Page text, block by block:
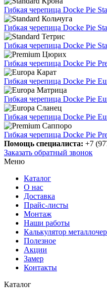
Гибкая черепица Docke Pie
Гибкая черепица Docke Pie
Гибкая черепица Docke Pie
Гибкая черепица Docke Pie
Гибкая черепица Docke Pie
Гибкая черепица Docke Pie
Гибкая черепица Docke Pie
Гибкая черепица Docke Pie
Помощь специалиста: +7
Заказать обратный звонок
Меню
Каталог
О нас
Доставка
Прайс-листы
Монтаж
Наши работы
Калькулятор
Полезное
Акции
Замер
Контакты
Каталог